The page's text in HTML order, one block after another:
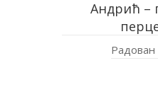
Андрић –
Радован